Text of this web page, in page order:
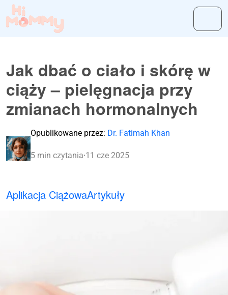
Jak dbać o ciało i skórę w
ciąży – pielęgnacja przy
zmianach hormonalnych​
Opublikowane przez: Dr. Fatimah Khan
5 min czytania·11 cze 2025
Aplikacja CiążowaArtykuły